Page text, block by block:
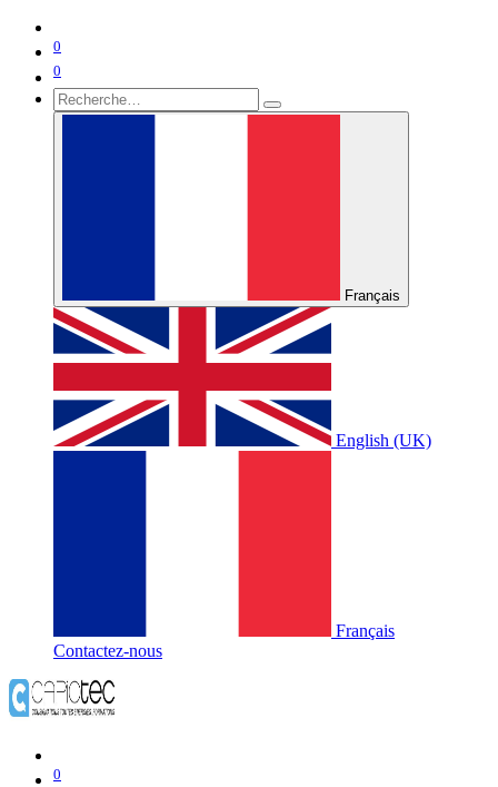
0
0
Français
English (UK)
Français
Contactez-nous
0